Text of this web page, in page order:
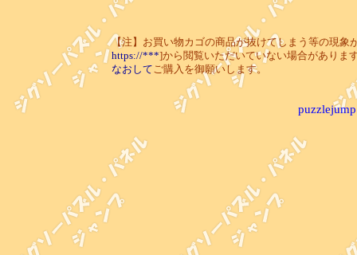
【注】お買い物カゴの商品が抜けてしまう等の現象
https://***]から閲覧いただいていない場合がありま
なおしてご購入を御願いします。